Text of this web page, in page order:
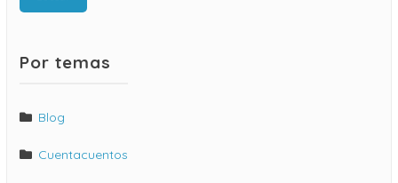
Por temas
Blog
Cuentacuentos